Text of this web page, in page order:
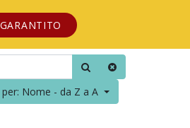
Nome - da Z a A